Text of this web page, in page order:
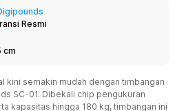
Resmi
cm
kini semakin mudah dengan timbangan
SC-01. Dibekali chip pengukuran
kapasitas hingga 180 kg, timbangan ini